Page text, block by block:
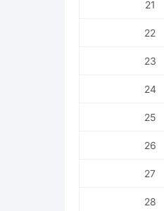
21
22
23
24
25
26
27
28